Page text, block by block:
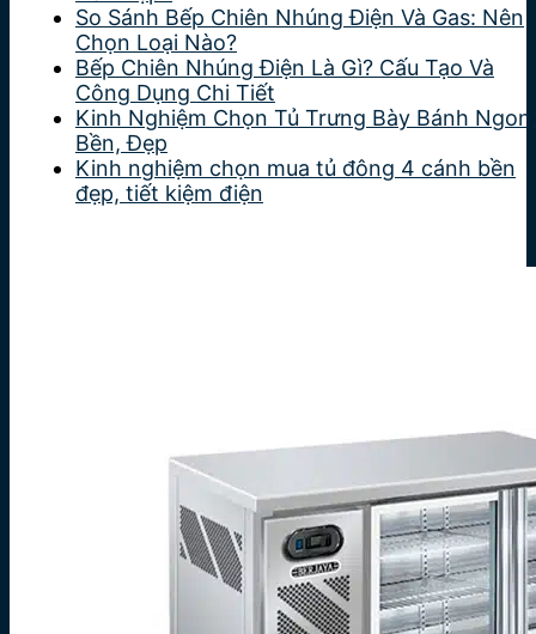
So Sánh Bếp Chiên Nhúng Điện Và Gas: Nên
Chọn Loại Nào?
Bếp Chiên Nhúng Điện Là Gì? Cấu Tạo Và
Công Dụng Chi Tiết
Kinh Nghiệm Chọn Tủ Trưng Bày Bánh Ngon,
Bền, Đẹp
Kinh nghiệm chọn mua tủ đông 4 cánh bền
đẹp, tiết kiệm điện